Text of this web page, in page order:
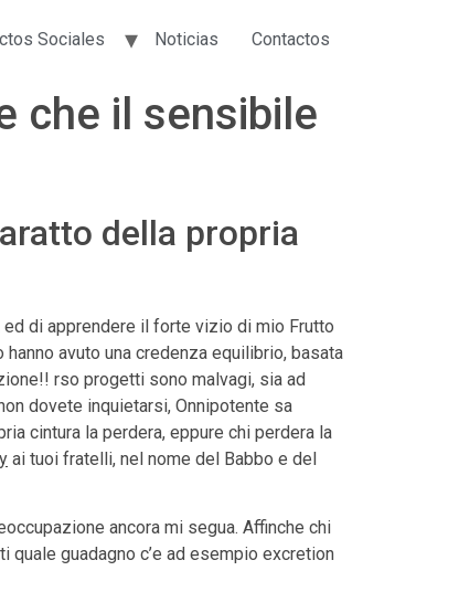
Sociales Noticias Contactos
che il sensibile
della propria
di apprendere il forte vizio di mio Frutto
avuto una credenza equilibrio, basata
rso progetti sono malvagi, sia ad
dovete inquietarsi, Onnipotente sa
cintura la perdera, eppure chi perdera la
ai tuoi fratelli, nel nome del Babbo e del
ancora mi segua. Affinche chi
quale guadagno c’e ad esempio excretion